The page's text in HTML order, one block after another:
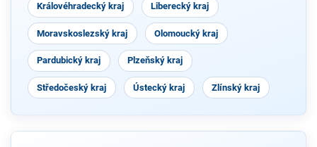
Královéhradecký kraj Liberecký kraj
Moravskoslezský kraj Olomoucký kraj
Pardubický kraj Plzeňský kraj
Středočeský kraj Ústecký kraj Zlínský kraj